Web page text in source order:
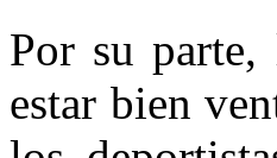
Por su parte,
estar bien